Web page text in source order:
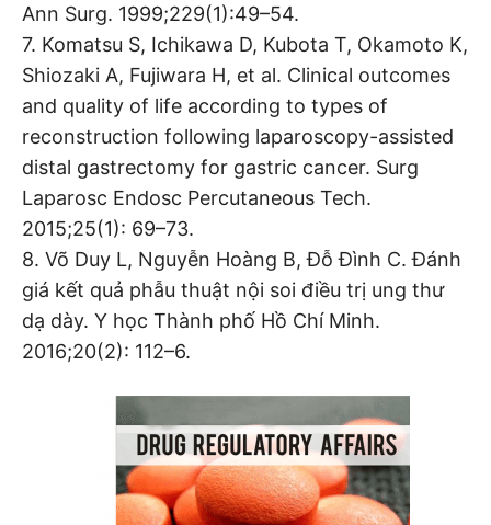
Ann Surg. 1999;229(1):49–54.
7. Komatsu S, Ichikawa D, Kubota T, Okamoto K,
Shiozaki A, Fujiwara H, et al. Clinical outcomes
and quality of life according to types of
reconstruction following laparoscopy-assisted
distal gastrectomy for gastric cancer. Surg
Laparosc Endosc Percutaneous Tech.
2015;25(1): 69–73.
8. Võ Duy L, Nguyễn Hoàng B, Đỗ Đình C. Đánh
giá kết quả phẫu thuật nội soi điều trị ung thư
dạ dày. Y học Thành phố Hồ Chí Minh.
2016;20(2): 112–6.